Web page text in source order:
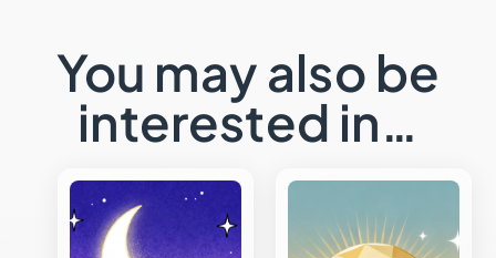
You may also be
interested in…